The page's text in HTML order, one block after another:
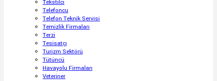
Tekstilci
Telefoncu
Telefon Teknik Servisi
Temizlik Firmaları
Terzi
Tesisatçı
Turizm Sektörü
Tütüncü
Havayolu Firmaları
Veteriner